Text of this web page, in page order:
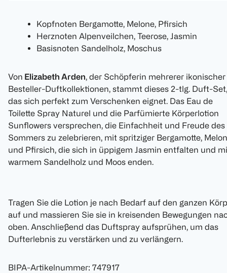
Kopfnoten Bergamotte, Melone, Pfirsich
Herznoten Alpenveilchen, Teerose, Jasmin
Basisnoten Sandelholz, Moschus
Von Elizabeth Arden, der Schöpferin mehrerer ikonischer
Besteller-Duftkollektionen, stammt dieses 2-tlg. Duft-Set,
das sich perfekt zum Verschenken eignet. Das Eau de
Toilette Spray Naturel und die Parfümierte Körperlotion
Sunflowers versprechen, die Einfachheit und Freude des
Sommers zu zelebrieren, mit spritziger Bergamotte,
und Pfirsich, die sich in üppigem Jasmin entfalten und
warmem Sandelholz und Moos enden.
Tragen Sie die Lotion je nach Bedarf auf den ganzen
auf und massieren Sie sie in kreisenden Bewegungen
oben. Anschließend das Duftspray aufsprühen, um das
Dufterlebnis zu verstärken und zu verlängern.
BIPA-Artikelnummer: 747917